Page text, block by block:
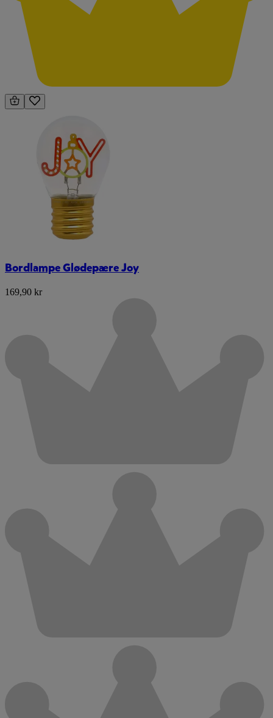
Bordlampe Glødepære Joy
169,90 kr